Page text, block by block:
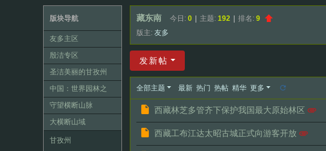
多
网
版块导航
友多主区
殷洁专区
圣洁美丽的甘孜州
中国：世界园林之
母、世界花卉王国
守望横断山脉
大横断山域
甘孜州
藏东南 今日: 0 主题: 192 排名: 9
版主: 友多
发新帖
全部主题 最新 热门 热帖 精华 更多
西藏林芝多管齐下保护我国最大原始林区
西藏工布江达太昭古城正式向游客开放